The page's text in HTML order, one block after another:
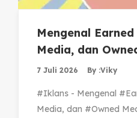
Mengenal
Media, dan
7 Juli 2026 By :Viky
#Iklans - Mengenal
Media, dan #Owned